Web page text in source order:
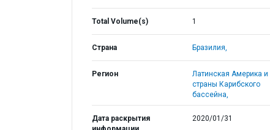
Total Volume(s) 1
Страна Бразилия,
Регион
Латинская Америка и
страны Карибского
бассейна,
Дата раскрытия
2020/01/31